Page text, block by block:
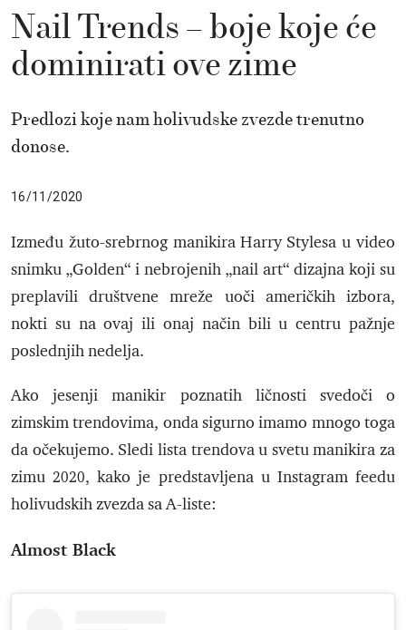
Nail Trends – boje koje će
dominirati ove zime
Predlozi koje nam holivudske zvezde trenutno
donose.
16/11/2020
Između žuto-srebrnog manikira Harry Stylesa u video
snimku „Golden“ i nebrojenih „nail art“ dizajna koji su
preplavili društvene mreže uoči američkih izbora,
nokti su na ovaj ili onaj način bili u centru pažnje
poslednjih nedelja.
Ako jesenji manikir poznatih ličnosti svedoči o
zimskim trendovima, onda sigurno imamo mnogo toga
da očekujemo. Sledi lista trendova u svetu manikira za
zimu 2020, kako je predstavljena u Instagram feedu
holivudskih zvezda sa A-liste:
Almost Black